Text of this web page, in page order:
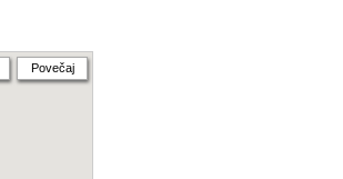
Povečaj